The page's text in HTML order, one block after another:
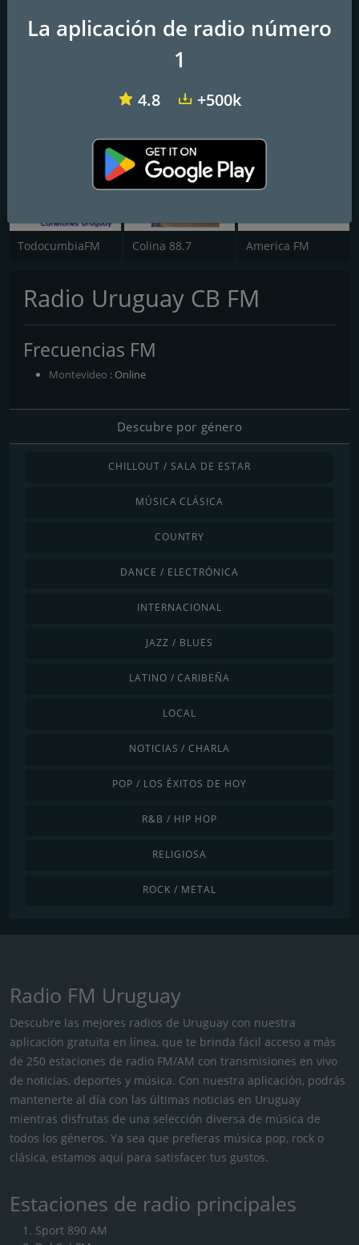
Radio Fantasma
TodocumbiaFM Colina 88.7 America FM
Radio Uruguay CB FM
Frecuencias FM
Montevideo : Online
Descubre por género
CHILLOUT / SALA DE ESTAR
MÚSICA CLÁSICA
COUNTRY
DANCE / ELECTRÓNICA
INTERNACIONAL
JAZZ / BLUES
LATINO / CARIBEÑA
LOCAL
NOTICIAS / CHARLA
POP / LOS ÉXITOS DE HOY
R&B / HIP HOP
RELIGIOSA
ROCK / METAL
Radio FM Uruguay
Descubre las mejores radios de Uruguay con nuestra
aplicación gratuita en línea, que te brinda fácil acceso a más
de 250 estaciones de radio FM/AM con transmisiones en vivo
de noticias, deportes y música. Con nuestra aplicación, podrás
mantenerte al día con las últimas noticias en Uruguay
mientras disfrutas de una selección diversa de música de
todos los géneros. Ya sea que prefieras música pop, rock o
clásica, estamos aquí para satisfacer tus gustos.
Estaciones de radio principales
Sport 890 AM
La aplicación de radio número
1
4.8 +500k